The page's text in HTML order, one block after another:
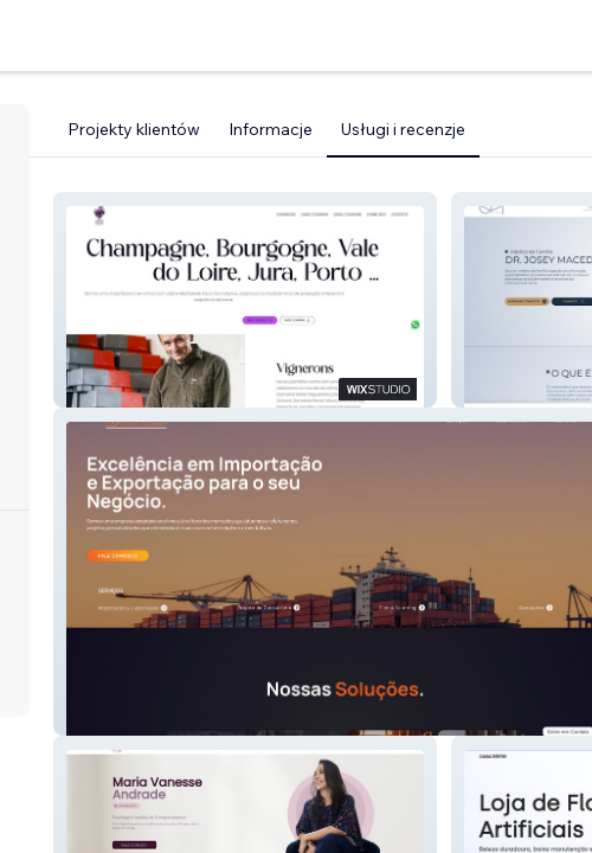
Projekty klientów Informacje Usługi i recenzje
011 Vinhos Naturais Dr. Josey